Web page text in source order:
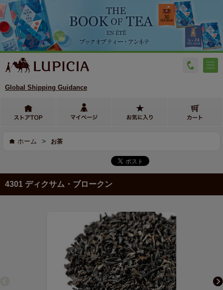
Global Shipping Guidance
ホーム > お茶
4301 ディクサム・ブロークン